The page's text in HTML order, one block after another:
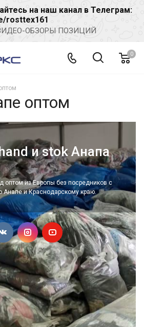
на наш канал в Телеграм:
rosttex161
ОБЗОРЫ ПОЗИЦИЙ
0
оптом
и stok Анапа
оптом из Европы без посредников с
Анапе и Краснодарскому краю.